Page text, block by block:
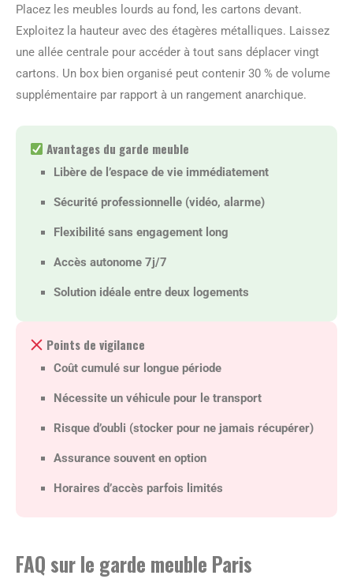
Placez les meubles lourds au fond, les cartons devant.
Exploitez la hauteur avec des étagères métalliques. Laissez
une allée centrale pour accéder à tout sans déplacer vingt
cartons. Un box bien organisé peut contenir 30 % de volume
supplémentaire par rapport à un rangement anarchique.
Avantages du garde meuble
Libère de l’espace de vie immédiatement
Sécurité professionnelle (vidéo, alarme)
Flexibilité sans engagement long
Accès autonome 7j/7
Solution idéale entre deux logements
Points de vigilance
Coût cumulé sur longue période
Nécessite un véhicule pour le transport
Risque d’oubli (stocker pour ne jamais récupérer)
Assurance souvent en option
Horaires d’accès parfois limités
FAQ sur le garde meuble Paris